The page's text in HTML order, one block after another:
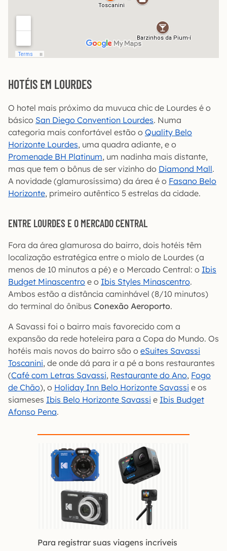
HOTÉIS EM LOURDES
O hotel mais próximo da muvuca chic de Lourdes é o
básico San Diego Convention Lourdes. Numa
categoria mais confortável estão o Quality Belo
Horizonte Lourdes, uma quadra adiante, e o
Promenade BH Platinum, um nadinha mais distante,
mas que tem o bônus de ser vizinho do Diamond Mall.
A novidade (glamurosíssima) da área é o Fasano Belo
Horizonte, primeiro autêntico 5 estrelas da cidade.
ENTRE LOURDES E O MERCADO CENTRAL
Fora da área glamurosa do bairro, dois hotéis têm
localização estratégica entre o miolo de Lourdes (a
menos de 10 minutos a pé) e o Mercado Central: o Ibis
Budget Minascentro e o Ibis Styles Minascentro.
Ambos estão a distância caminhável (8/10 minutos)
do terminal do ônibus Conexão Aeroporto.
A Savassi foi o bairro mais favorecido com a
expansão da rede hoteleira para a Copa do Mundo. Os
hotéis mais novos do bairro são o eSuites Savassi
Toscanini, de onde dá para ir a pé a bons restaurantes
(Café com Letras Savassi, Restaurante do Ano, Fogo
de Chão), o Holiday Inn Belo Horizonte Savassi e os
siameses Ibis Belo Horizonte Savassi e Ibis Budget
Afonso Pena.
Para registrar suas viagens incríveis